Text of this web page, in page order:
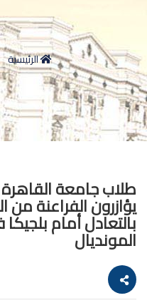
الرئيسية
طلاب جامعة
يؤازرون الفراعنة
بالتعادل أمام
المونديال